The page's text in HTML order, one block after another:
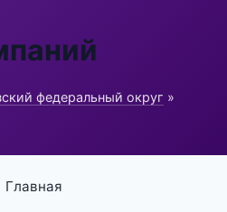
федеральный округ »
Главная